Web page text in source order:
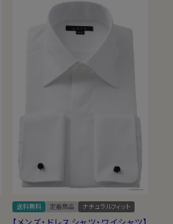
送料無料 定番商品 ナチュラルフィット